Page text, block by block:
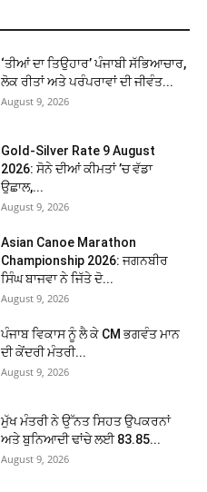
‘ਤੀਆਂ ਦਾ ਤਿਉਹਾਰ’ ਪੰਜਾਬੀ ਸੱਭਿਆਚਾਰ,
ਲੋਕ ਰੀਤਾਂ ਅਤੇ ਪਰੰਪਰਾਵਾਂ ਦੀ ਜੀਵੰਤ...
August 9, 2026
Gold-Silver Rate 9 August
2026: ਸੋਨੇ ਦੀਆਂ ਕੀਮਤਾਂ ’ਚ ਵੱਡਾ
ਉਛਾਲ,...
August 9, 2026
Asian Canoe Marathon
Championship 2026: ਜਗਨਬੀਰ
ਸਿੰਘ ਬਾਜਵਾ ਨੇ ਜਿੱਤੇ ਦੋ...
August 9, 2026
ਪੰਜਾਬ ਵਿਕਾਸ ਨੂੰ ਲੈ ਕੇ CM ਭਗਵੰਤ ਮਾਨ
ਦੀ ਕੇਂਦਰੀ ਮੰਤਰੀ...
August 9, 2026
ਮੁੱਖ ਮੰਤਰੀ ਨੇ ਉੱਨਤ ਸਿਹਤ ਉਪਕਰਨਾਂ
ਅਤੇ ਬੁਨਿਆਦੀ ਢਾਂਚੇ ਲਈ 83.85...
August 9, 2026